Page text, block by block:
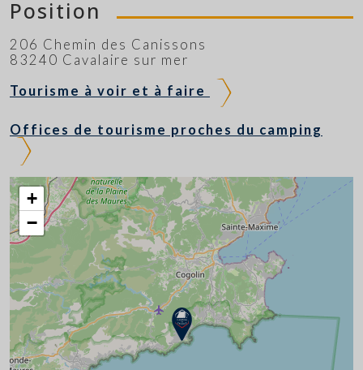
Position
206 Chemin des Canissons
83240 Cavalaire sur mer
Tourisme à voir et à faire
Offices de tourisme proches du camping
+
−